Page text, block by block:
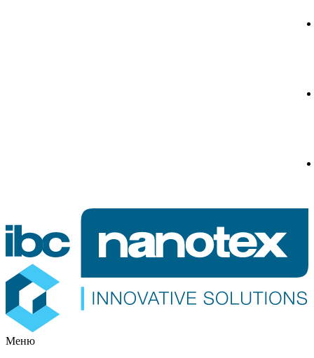
Меню